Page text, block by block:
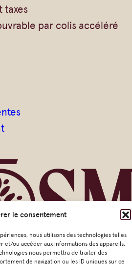
le consentement
nous utilisons des technologies telles
et/ou accéder aux informations des appareils.
nous permettra de traiter des
de navigation ou les ID uniques sur ce
taxes
par colis accéléré